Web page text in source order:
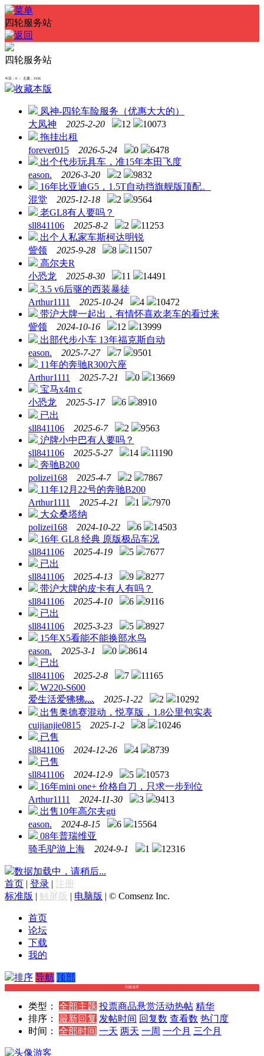
四轮服务站
四轮服务站
今日：0 / 主题：1936
收藏本版
凤神-四轮车险服务（优惠大大的）
大凤神
2025-2-20 12
10073
拖挂出租
forever015
2026-5-24 0
6478
出个代步玩具车，准15年本田飞度
eason.
2026-3-20 2
9832
16年比亚迪G5，1.5T自动挡旗舰版顶配。
混堂
2025-12-18 2
9564
老GL8有人要吗？
sll841106
2025-8-2 2
11253
出个人私家车斯柯达明锐
訾领
2025-9-28 8
11507
高尔夫R
小恐龙
2025-8-30 11
14491
3.5 v6后驱的西装暴徒
Arthur1111
2025-10-24 4
10472
带沪大牌一起出，有情怀喜欢老车的看过来
訾领
2024-10-16 12
13999
出部代步小车 13年福克斯自动
eason.
2025-7-27 7
9501
11年的奔驰R300六座
Arthur1111
2025-7-21 0
13669
宝马x4m c
小恐龙
2025-5-17 6
8910
已出
sll841106
2025-6-7 2
9563
沪牌小中巴有人要吗？
sll841106
2025-5-27 14
11190
奔驰B200
polizei168
2025-4-7 2
7867
11年12月22号的奔驰B200
Arthur1111
2025-4-21 1
7970
大众桑塔纳
polizei168
2024-10-22 6
14503
16年 GL8 经典 原版极品车况
sll841106
2025-4-19 5
7677
已出
sll841106
2025-4-13 9
8277
带沪大牌的皮卡有人有吗？
sll841106
2025-4-10 6
9116
已出
sll841106
2025-3-23 5
8927
15年X5看能不能换部水鸟
eason.
2025-3-1 0
8614
已出
sll841106
2025-2-8 7
11165
W220-S600
爱生活爱狒狒灬
2025-1-22 2
10292
出售奥德赛混动，悦享版，1.8公里包实表
cuijianjie0815
2025-1-2 8
10246
已售
sll841106
2024-12-26 4
8739
已售
sll841106
2024-12-9 5
10573
16年mini one+ 价格自刀，只求一步到位
Arthur1111
2024-11-30 3
9413
出售10年高尔夫gti
eason.
2024-8-15 6
15564
08年普瑞维亚
骑毛驴游上海
2024-9-1 1 12316
数据加载中，请稍后...
首页 | 登录 | 注册
标准版 | 触屏版 | 电脑版 | © Comsenz Inc.
首页
论坛
下载
我的
排序 导航 顶部
列表排序
类型： 全部主题 投票商品悬赏活动热帖 精华
排序：
最新回复 发帖时间 回复数 查看数 热门度
时间：
全部时间 一天 两天 一周 一个月 三个月
游客